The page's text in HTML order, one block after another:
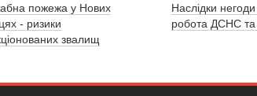
пожежа у Нових
- ризики
звалищ
Наслідки
робота ДСНС та